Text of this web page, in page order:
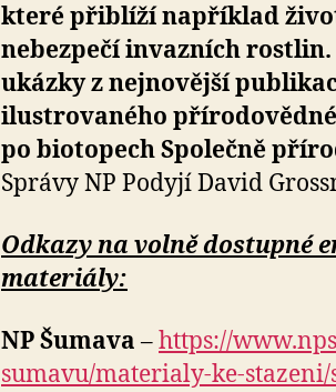
které přiblíží například
nebezpečí invazních rostlin.
ukázky z nejnovější
ilustrovaného
po biotopech Společně
Správy NP Podyjí David
Odkazy na volně dostupné
materiály:
NP Šumava–https://
sumavu/materialy-ke-